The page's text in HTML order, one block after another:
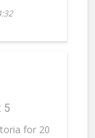
5
for 20